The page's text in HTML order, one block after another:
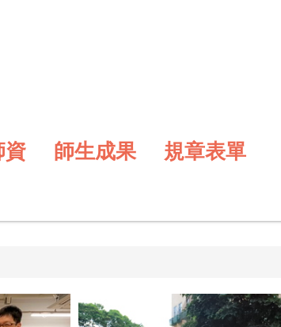
資 師生成果
規章表單